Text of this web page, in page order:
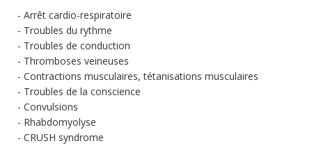
Arrêt cardio-respiratoire
Troubles du rythme
Troubles de conduction
Thromboses veineuses
Contractions musculaires, tétanisations musculaires
Troubles de la conscience
Convulsions
Rhabdomyolyse
CRUSH syndrome